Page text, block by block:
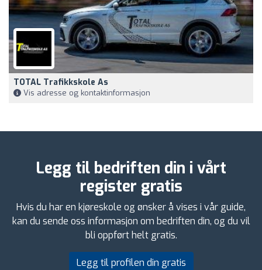
TOTAL Trafikkskole As
Vis adresse og kontaktinformasjon
Legg til bedriften din i vårt
register gratis
Hvis du har en kjøreskole og ønsker å vises i vår guide,
kan du sende oss informasjon om bedriften din, og du vil
bli oppført helt gratis.
Legg til profilen din gratis